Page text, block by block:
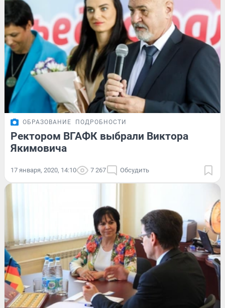
ОБРАЗОВАНИЕ ПОДРОБНОСТИ
Ректором ВГАФК выбрали Виктора
Якимовича
17 января, 2020, 14:10 7 267 Обсудить